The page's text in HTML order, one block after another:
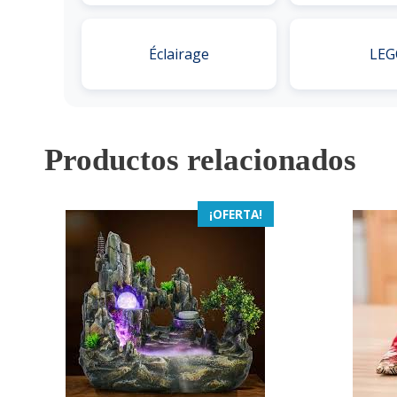
Éclairage
Productos relacionados
¡OFERTA!